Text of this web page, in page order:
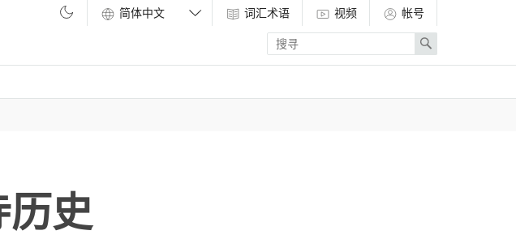
词汇术语 视频
帐号
Enter
search
term
Search
历史